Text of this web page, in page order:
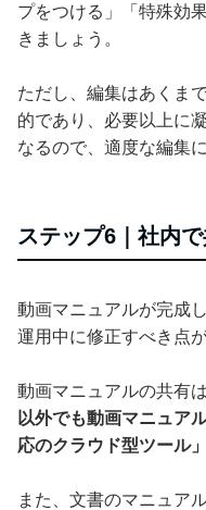
プをつける」「特殊効
きましょう。
ただし、編集はあくま
的であり、必要以上に
なるので、適度な編集
ステップ6｜社内
動画マニュアルが完成
運用中に修正すべき点
動画マニュアルの共有
以外でも動画マニュア
応のクラウド型ツール」
また、文書のマニュア